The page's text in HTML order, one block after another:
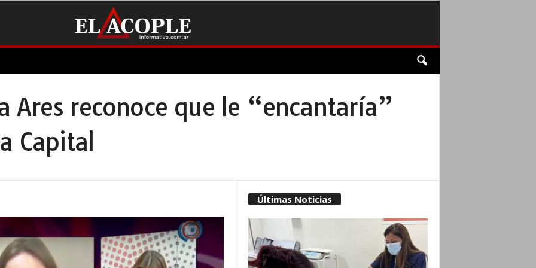
Ares reconoce que le “encantaría”
Capital
Últimas Noticias